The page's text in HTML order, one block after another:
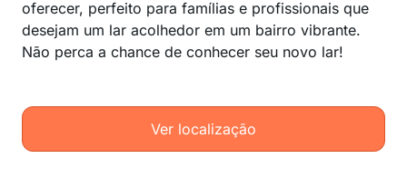
oferecer, perfeito para famílias e profissionais que
desejam um lar acolhedor em um bairro vibrante.
Não perca a chance de conhecer seu novo lar!
Ver localização